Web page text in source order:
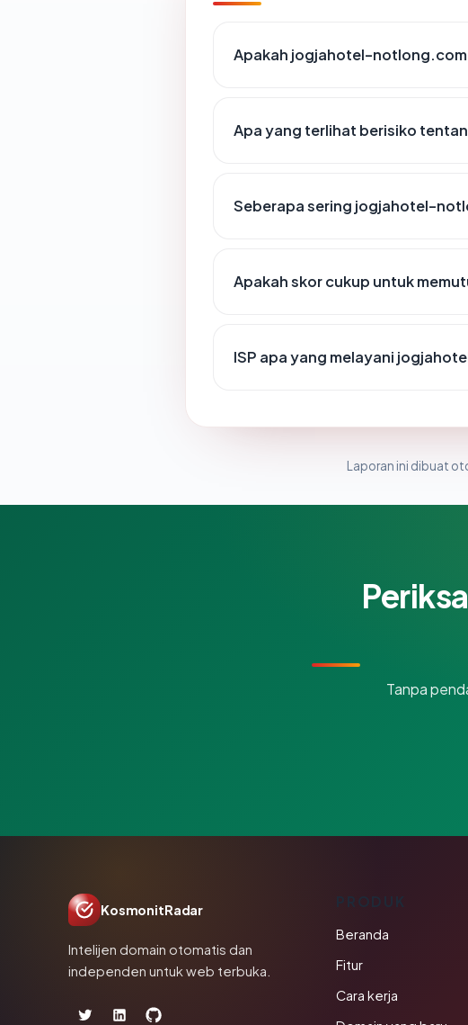
Apakah jogjahotel-notlong.com
Apa yang terlihat berisiko
Seberapa sering jogjahotel-
Apakah skor cukup untuk
ISP apa yang melayani
Laporan ini dibuat
Tanpa
KosmonitRadar
Intelijen domain otomatis dan
independen untuk web terbuka.
Beranda
Fitur
Cara kerja